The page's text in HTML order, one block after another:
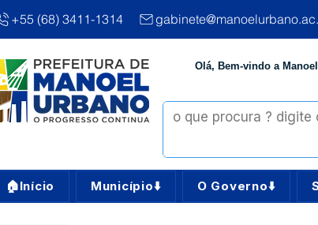
+55 (68) 3411-1314
Olá, Bem-vindo a
🏠Início Município⬇️ O Governo⬇️